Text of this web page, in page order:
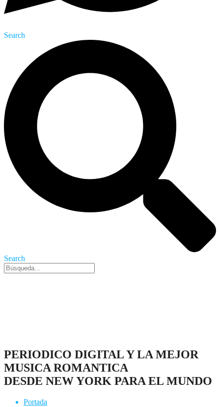
Search
Search
PERIODICO DIGITAL Y LA MEJOR
MUSICA ROMANTICA
DESDE NEW YORK PARA EL MUNDO
Portada